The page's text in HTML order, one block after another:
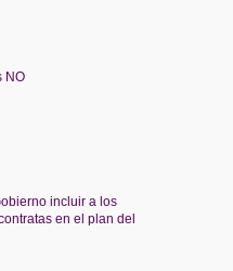
NO
incluir a los
en el plan del